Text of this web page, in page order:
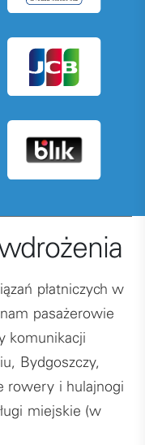
płatniczych w
pasażerowie
komunikacji
Bydgoszczy,
rowery i hulajnogi
miejskie (w